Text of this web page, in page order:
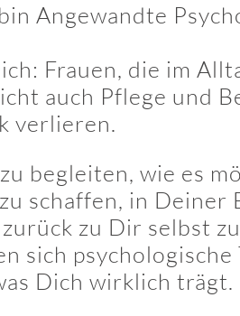
Angewandte
Frauen, die im
auch Pflege und
verlieren.
begleiten, wie es
schaffen, in
zu Dir selbst
sich
Dich wirklich trägt.